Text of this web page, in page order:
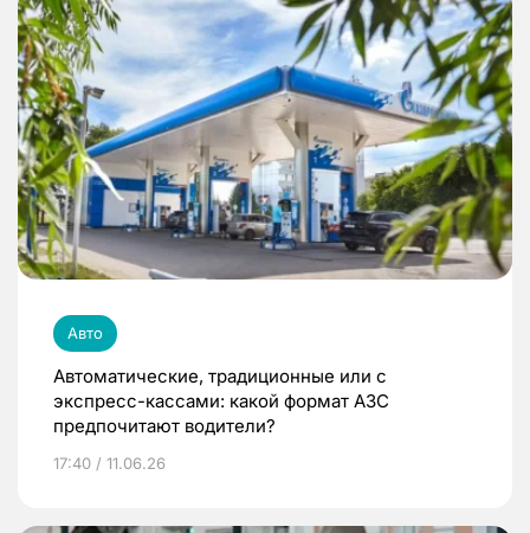
Авто
Автоматические, традиционные или с
экспресс-кассами: какой формат АЗС
предпочитают водители?
17:40 / 11.06.26